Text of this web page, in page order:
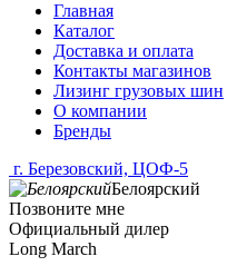
Главная
Каталог
Доставка и оплата
Контакты магазинов
Лизинг грузовых шин
О компании
Бренды
г. Березовский, ЦОФ-5
Белоярский
Позвоните мне
Официальный дилер
Long March